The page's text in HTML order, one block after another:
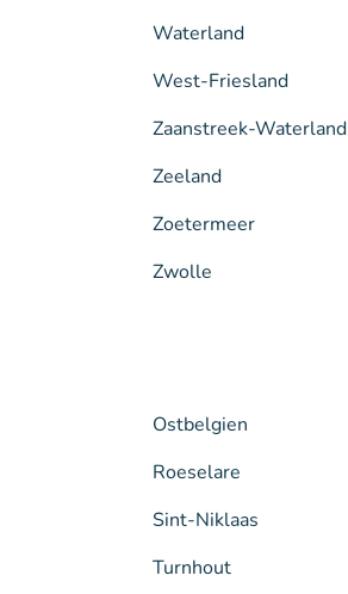
Waterland
West-Friesland
Zaanstreek-Waterland
Zeeland
Zoetermeer
Zwolle
Ostbelgien
Roeselare
Sint-Niklaas
Turnhout